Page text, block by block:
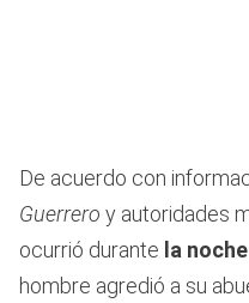
De acuerdo con
Guerrero y autoridades
ocurrió durante la
hombre agredió a su